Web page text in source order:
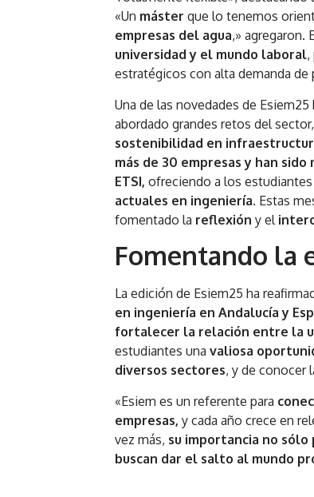
«Un máster que lo tenemos
empresas del agua,» agregaron.
universidad y el mundo laboral,
estratégicos con alta demanda
Una de las novedades de Esiem25
abordado grandes retos del
sostenibilidad en
más de 30 empresas y han
ETSI, ofreciendo a los
actuales en ingeniería. Estas
fomentado la reflexión y el
Fomentando la
La edición de Esiem25 ha
en ingeniería en Andalucía y
fortalecer la relación entre la
estudiantes unavaliosa
diversos sectores, y de conocer
«Esiem es un referente para
empresas, y cada año crece en
vez más, su importancia no
buscan dar el salto al mundo